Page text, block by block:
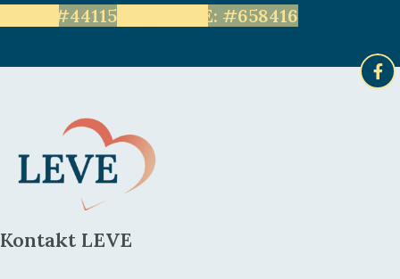
LEVE: #44115 Unge LEVE: #658416
Kontakt LEVE